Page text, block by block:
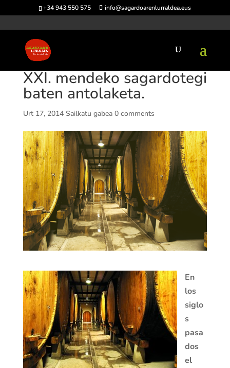
+34 943 550 575 info@sagardoarenlurraldea.eus
XXI. mendeko sagardotegi
baten antolaketa.
Urt 17, 2014 Sailkatu gabea 0 comments
En
los
siglo
s
pasa
dos
el